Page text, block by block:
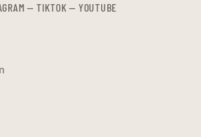
— TIKTOK — YOUTUBE